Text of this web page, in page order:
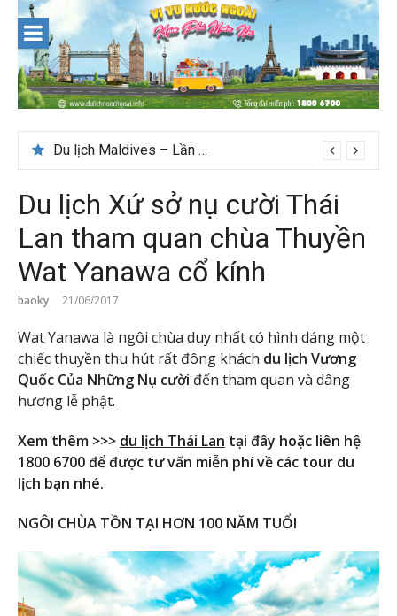
content
Du lịch Maldives – Lần đầu nên đi đâu, chơi gì?
Du lịch Xứ sở nụ cười Thái
Lan tham quan chùa Thuyền
Wat Yanawa cổ kính
baoky 21/06/2017
Wat Yanawa là ngôi chùa duy nhất có hình dáng một
chiếc thuyền thu hút rất đông khách du lịch Vương
Quốc Của Những Nụ cười đến tham quan và dâng
hương lễ phật.
Xem thêm >>> du lịch Thái Lan tại đây hoặc liên hệ
1800 6700 để được tư vấn miễn phí về các tour du
lịch bạn nhé.
NGÔI CHÙA TỒN TẠI HƠN 100 NĂM TUỔI